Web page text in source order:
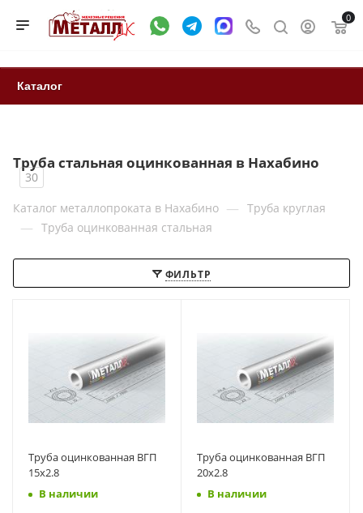
0
Каталог
Труба стальная оцинкованная в Нахабино
30
Каталог металлопроката в Нахабино — Труба круглая
— Труба оцинкованная стальная
ФИЛЬТР
Труба оцинкованная ВГП
15х2.8
В наличии
Труба оцинкованная ВГП
20х2.8
В наличии